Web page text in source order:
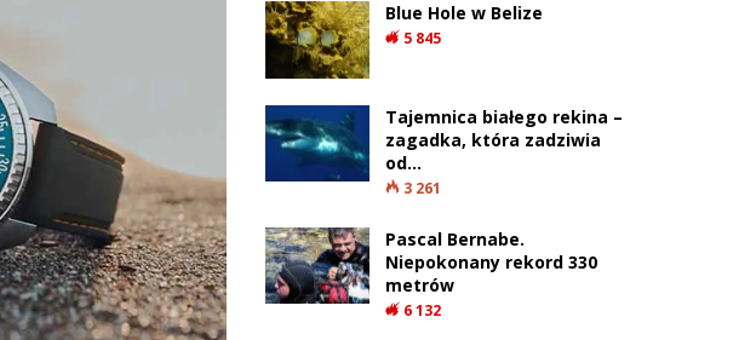
Blue Hole w Belize
5 845
Tajemnica białego rekina –
zagadka, która zadziwia
od…
3 261
Pascal Bernabe.
Niepokonany rekord 330
metrów
6 132